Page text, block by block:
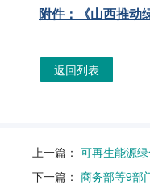
附件：《山西推动
返回列表
上一篇： 可再生能源
下一篇： 商务部等9部